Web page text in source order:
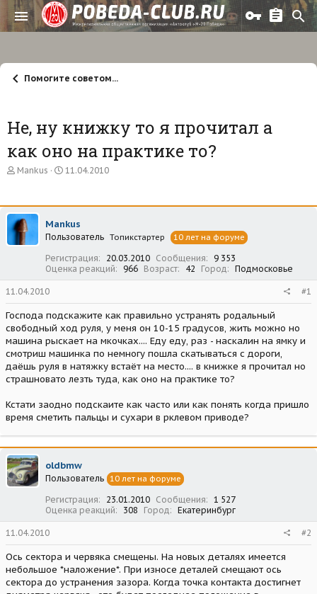
Помогите советом...
Не, ну книжку то я прочитал а
как оно на практике то?
А
о
р
т
е
Mankus
Д
а
а
ч
л
а
11.04.2010
Mankus
Пользователь Топикстартер 10 лет на форуме
Регистрация 20.03.2010 Сообщения
9 353
Оценка реакций
966 Возраст 42 Город Подмосковье
11.04.2010 #1
Господа подскажите как правильно устранять родальный
свободный ход руля, у меня он 10-15 градусов, жить можно но
машина рыскает на мкочках.... Еду еду, раз - наскалин на ямку и
смотриш машинка по немногу пошла скатываться с дороги,
даёшь руля в натяжку встаёт на место.... в книжке я прочитал но
страшновато лезть туда, как оно на практике то?
Кстати заодно подскаите как часто или как понять когда пришло
время сметить пальцы и сухари в рклевом приводе?
oldbmw
Пользователь 10 лет на форуме
Регистрация 23.01.2010 Сообщения
1 527
Оценка реакций
308 Город Екатеринбург
11.04.2010 #2
Ось сектора и червяка смещены. На новых деталях имеется
небольшое *наложение*. При износе деталей смещают ось
сектора до устранения зазора. Когда точка контакта достигнет